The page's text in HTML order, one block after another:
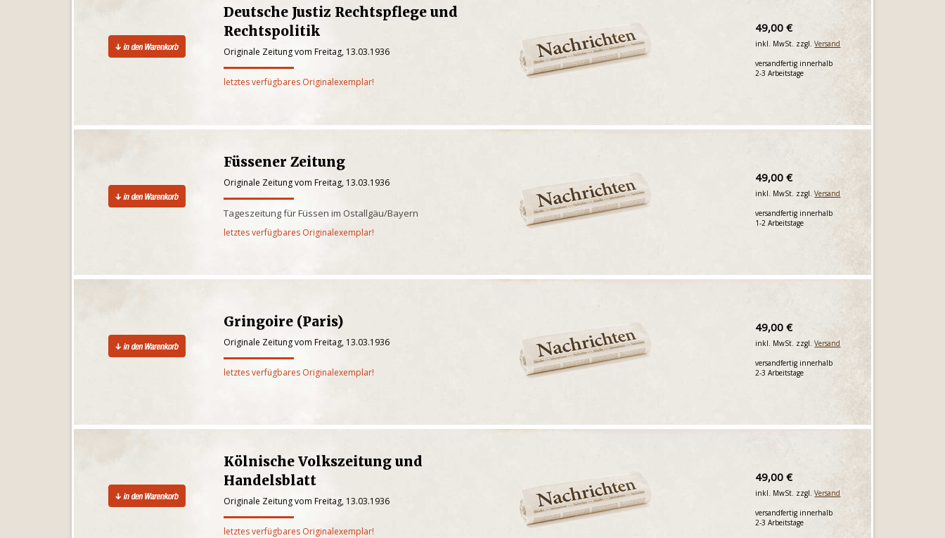
Deutsche Justiz Rechtspflege und
Rechtspolitik
Originale Zeitung vom Freitag, 13.03.1936
letztes verfügbares Originalexemplar!
49,00 €
inkl. MwSt. zzgl.Versand
versandfertig innerhalb
2-3 Arbeitstage
Füssener Zeitung
Originale Zeitung vom Freitag, 13.03.1936
Tageszeitung für Füssen im Ostallgäu/Bayern
letztes verfügbares Originalexemplar!
49,00 €
inkl. MwSt. zzgl.Versand
versandfertig innerhalb
1-2 Arbeitstage
Gringoire (Paris)
Originale Zeitung vom Freitag, 13.03.1936
letztes verfügbares Originalexemplar!
49,00 €
inkl. MwSt. zzgl.Versand
versandfertig innerhalb
2-3 Arbeitstage
Kölnische Volkszeitung und
Handelsblatt
Originale Zeitung vom Freitag, 13.03.1936
letztes verfügbares Originalexemplar!
49,00 €
inkl. MwSt. zzgl.Versand
versandfertig innerhalb
2-3 Arbeitstage